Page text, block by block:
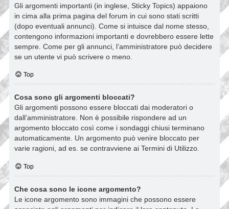
Gli argomenti importanti (in inglese, Sticky Topics) appaiono
in cima alla prima pagina del forum in cui sono stati scritti
(dopo eventuali annunci). Come si intuisce dal nome stesso,
contengono informazioni importanti e dovrebbero essere lette
sempre. Come per gli annunci, l’amministratore può decidere
se un utente vi può scrivere o meno.
Top
Cosa sono gli argomenti bloccati?
Gli argomenti possono essere bloccati dai moderatori o
dall’amministratore. Non è possibile rispondere ad un
argomento bloccato così come i sondaggi chiusi terminano
automaticamente. Un argomento può venire bloccato per
varie ragioni, ad es. se contravviene ai Termini di Utilizzo.
Top
Che cosa sono le icone argomento?
Le icone argomento sono immagini che possono essere